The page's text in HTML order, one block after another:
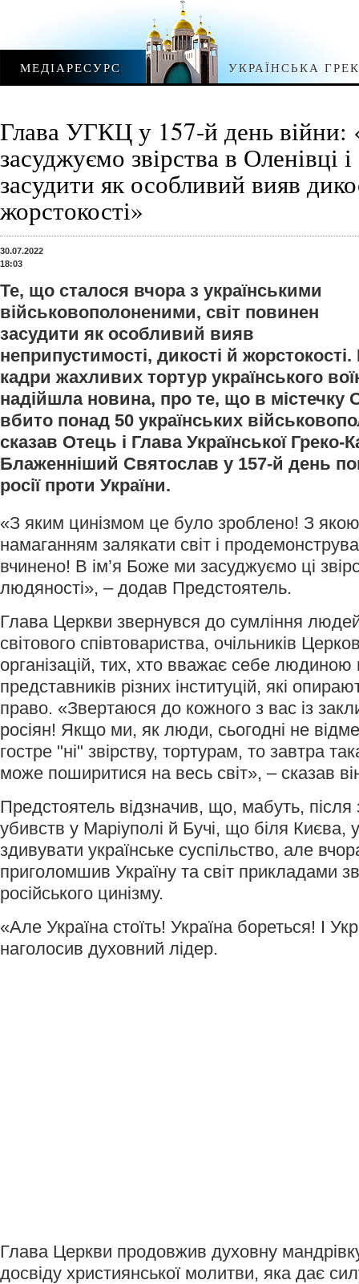
МЕДІАРЕСУРС УКРАЇНСЬКА
Глава УГКЦ у 157-й день війни:
засуджуємо звірства в Оленівці
засудити як особливий вияв
жорстокості»
30.07.2022
18:03
Те, що сталося вчора з українськими
військовополоненими, світ повинен
засудити як особливий вияв
неприпустимості, дикості й
кадри жахливих тортур українського
надійшла новина, про те, що в містечку
вбито понад 50 українських
сказав Отець і Глава Української Греко-
Блаженніший Святослав у 157-й день
росії проти України.
«З яким цинізмом це було зроблено! З якою
намаганням залякати світ і
вчинено! В ім’я Боже ми засуджуємо ці
людяності», – додав Предстоятель.
Глава Церкви звернувся до сумління
світового співтовариства, очільників Церков
організацій, тих, хто вважає себе людиною
представників різних інституцій, які
право. «Звертаюся до кожного з вас із
росіян! Якщо ми, як люди, сьогодні не
гостре "ні" звірству, тортурам, то завтра
може поширитися на весь світ», – сказав
Предстоятель відзначив, що, мабуть, після
убивств у Маріуполі й Бучі, що біля
здивувати українське суспільство, але
приголомшив Україну та світ прикладами
російського цинізму.
«Але Україна стоїть! Україна бореться! І
наголосив духовний лідер.
Глава Церкви продовжив духовну
досвіду християнської молитви, яка дає